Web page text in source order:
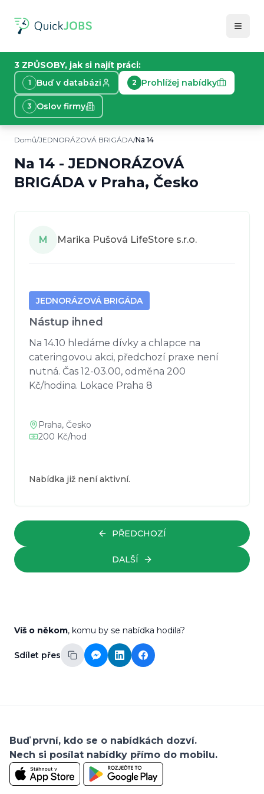
3 ZPŮSOBY, jak si najít práci:
1 Buď v databázi 2 Prohlížej nabídky
3 Oslov firmy
Informace o nabídce práce
Toto je jednorázová brigáda v Praha, Česko. Na
Typ práce:
JEDNORÁZOVÁ BRIGÁDA
Lokace:Praha, Česko
Začátek:12. 10. 2025
Domů/JEDNORÁZOVÁ BRIGÁDA/Na 14
Na 14 -JEDNORÁZOVÁ
BRIGÁDAv Praha, Česko
M Marika Pušová LifeStore s.r.o.
JEDNORÁZOVÁ BRIGÁDA
Nástup ihned
Na 14.10 hledáme dívky a chlapce na
cateringovou akci, předchozí praxe není
nutná. Čas 12-03.00, odměna 200
Kč/hodina. Lokace Praha 8
Praha, Česko
200 Kč/hod
Nabídka již není aktivní.
PŘEDCHOZÍ
DALŠÍ
Víš o někom, komu by se nabídka hodila?
Sdílet přes
Buď první, kdo se o nabídkách dozví.
Nech si posílat nabídky přímo do mobilu.